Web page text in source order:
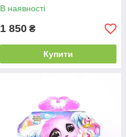
В наявності
1 850 ₴
Купити